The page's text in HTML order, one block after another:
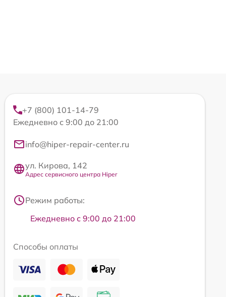
+7 (800) 101-14-79
Ежедневно с 9:00 до 21:00
info@hiper-repair-center.ru
ул. Кирова, 142
Адрес сервисного центра Hiper
Режим работы:
Ежедневно с 9:00 до 21:00
Способы оплаты